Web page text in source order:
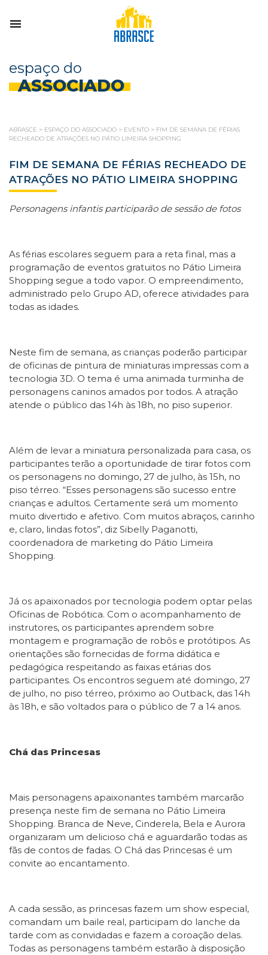
espaço do
ASSOCIADO
ABRASCE > ESPAÇO DO ASSOCIADO > EVENTO > FIM DE SEMANA DE FÉRIAS
RECHEADO DE ATRAÇÕES NO PÁTIO LIMEIRA SHOPPING
FIM DE SEMANA DE FÉRIAS RECHEADO DE
ATRAÇÕES NO PÁTIO LIMEIRA SHOPPING
Personagens infantis participarão de sessão de fotos
As férias escolares seguem para a reta final, mas a
programação de eventos gratuitos no Pátio Limeira
Shopping segue a todo vapor. O empreendimento,
administrado pelo Grupo AD, oferece atividades para
todas as idades.
Neste fim de semana, as crianças poderão participar
de oficinas de pintura de miniaturas impressas com a
tecnologia 3D. O tema é uma animada turminha de
personagens caninos amados por todos. A atração
atende o público das 14h às 18h, no piso superior.
Além de levar a miniatura personalizada para casa, os
participantes terão a oportunidade de tirar fotos com
os personagens no domingo, 27 de julho, às 15h, no
piso térreo. “Esses personagens são sucesso entre
crianças e adultos. Certamente será um momento
muito divertido e afetivo. Com muitos abraços, carinho
e, claro, lindas fotos”, diz Sibelly Paganotti,
coordenadora de marketing do Pátio Limeira
Shopping.
Já os apaixonados por tecnologia podem optar pelas
Oficinas de Robótica. Com o acompanhamento de
instrutores, os participantes aprendem sobre
montagem e programação de robôs e protótipos. As
orientações são fornecidas de forma didática e
pedagógica respeitando as faixas etárias dos
participantes. Os encontros seguem até domingo, 27
de julho, no piso térreo, próximo ao Outback, das 14h
às 18h, e são voltados para o público de 7 a 14 anos.
Chá das Princesas
Mais personagens apaixonantes também marcarão
presença neste fim de semana no Pátio Limeira
Shopping. Branca de Neve, Cinderela, Bela e Aurora
organizaram um delicioso chá e aguardarão todas as
fãs de contos de fadas. O Chá das Princesas é um
convite ao encantamento.
A cada sessão, as princesas fazem um show especial,
comandam um baile real, participam do lanche da
tarde com as convidadas e fazem a coroação delas.
Todas as personagens também estarão à disposição